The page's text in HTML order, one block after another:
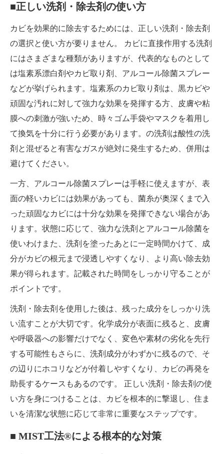
■正しい洗剤・除去剤の使い方
カビを効果的に除去するためには、正しい洗剤・除去剤
の選択と使い方が要りません。 カビに直接作用する洗剤
にはさまざまな種類がありますが、代表的なものとして
は塩素系漂白剤やカビ取り剤、アルコール除菌スプレー
などが挙げられます。塩素系のカビ取り剤は、黒カビや
頑固な汚れに対して強力な効果を発揮する方、皮膚や粘
膜への刺激が強いため、時々ゴム手袋やマスクを着用し
て換気を十分に行う必要があります。の洗剤は酸性の洗
剤と混ぜると有害なガスが絶対に発生するため、併用は
避けてください。
一方、アルコール除菌スプレーは手軽に使えますが、表
面の軽いカビには効果があっても、菌糸が奥深くまで入
った頑固なカビには十分な効果を発揮できない場合があ
ります。状態に応じて、強力な洗剤とアルコール除菌を
使いわけまた、洗剤を塗ったあとに一定時間かけて、成
分がカビの根元まで浸透しやすくなり、より高い除去効
果が得られます。記載された時間をしっかり守ることが
ポイントです。
洗剤・除去剤を使用した後は、残った成分をしっかり洗
い流すことが大切です。化学成分が表面に残ると、皮膚
や呼吸器への影響だけでなく、変色や素材の劣化を先行
する可能性もさらに、洗剤成分がわずかに残るので、そ
の辺りにホコリなどが付着しやすくなり、カビの再発を
助長するケースもあるのです。 正しい洗剤・除去剤の使
い方を身につけることは、カビを根本的に撃退し、住ま
いを清潔な状態に応じて非常に重要なステップです。
■ MIST工法®による根本的な対策